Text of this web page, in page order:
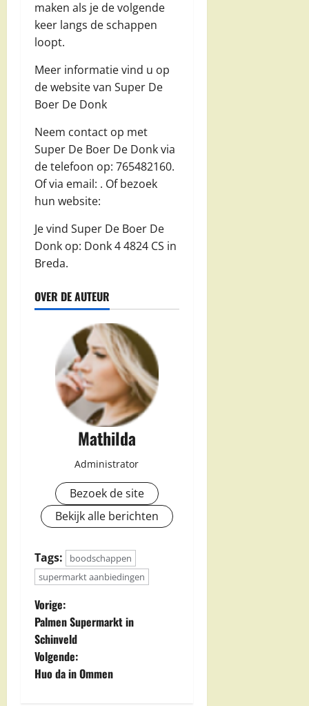
maken als je de volgende
keer langs de schappen
loopt.
Meer informatie vind u op
de website van Super De
Boer De Donk
Neem contact op met
Super De Boer De Donk via
de telefoon op: 765482160.
Of via email: . Of bezoek
hun website:
Je vind Super De Boer De
Donk op: Donk 4 4824 CS in
Breda.
OVER DE AUTEUR
Mathilda
Administrator
Bezoek de site
Bekijk alle berichten
Tags:
boodschappen
supermarkt aanbiedingen
B
e
r
Vorige:
Palmen Supermarkt in
Schinveld
Volgende:
Huo da in Ommen